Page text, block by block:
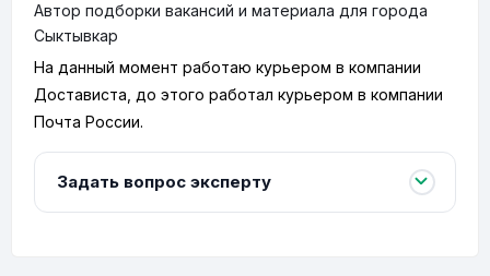
Автор подборки вакансий и материала для города
Сыктывкар
На данный момент работаю курьером в компании
Достависта, до этого работал курьером в компании
Почта России.
Задать вопрос эксперту